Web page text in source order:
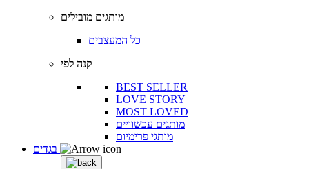
מותגים מובילים
כל המעצבים
קנה לפי
BEST SELLER
LOVE STORY
MOST LOVED
מותגים עכשוויים
מותגי פרימיום